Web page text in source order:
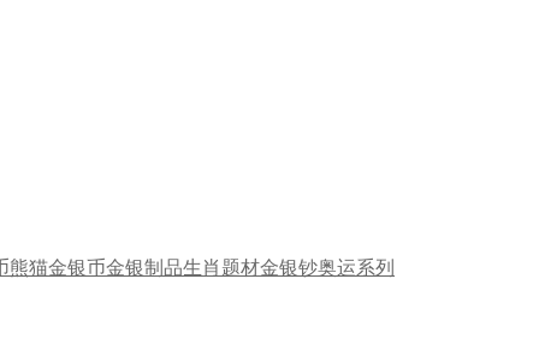
熊猫金银币金银制品生肖题材金银钞奥运系列